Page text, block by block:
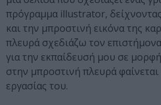
πρόγραμμα illustrator,
και την μπροστινή εικόνα της
πλευρά σχεδιάζω τον
για την εκπαίδευσή μου σε
στην μπροστινή πλευρά φαίνεται
εργασίας του.